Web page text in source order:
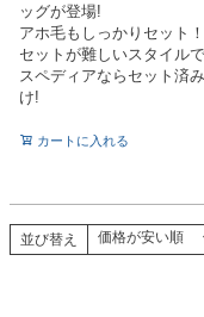
ッグが登場!
アホ毛もしっかりセット！
セットが難しいスタイル
スペディアならセット済
け!
カートに入れる
並び替え 価格が安い順